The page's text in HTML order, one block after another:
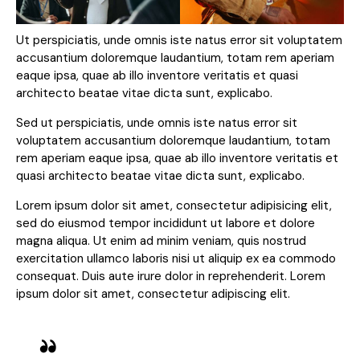
Ut perspiciatis, unde omnis iste natus error sit voluptatem
accusantium doloremque laudantium, totam rem aperiam
eaque ipsa, quae ab illo inventore veritatis et quasi
architecto beatae vitae dicta sunt, explicabo.
Sed ut perspiciatis, unde omnis iste natus error sit
voluptatem accusantium doloremque laudantium, totam
rem aperiam eaque ipsa, quae ab illo inventore veritatis et
quasi architecto beatae vitae dicta sunt, explicabo.
Lorem ipsum dolor sit amet, consectetur adipisicing elit,
sed do eiusmod tempor incididunt ut labore et dolore
magna aliqua. Ut enim ad minim veniam, quis nostrud
exercitation ullamco laboris nisi ut aliquip ex ea commodo
consequat. Duis aute irure dolor in reprehenderit. Lorem
ipsum dolor sit amet, consectetur adipiscing elit.